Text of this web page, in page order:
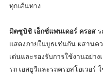
ทุกเส้นทาง
มิตซูบิชิ เอ็กซ์แพนเดอร์ ครอส
แสดงภายในบูธเช่นกัน ผสาน
เด่นและรองรับการใช้งานอย่า
รถ เอสยูวีและรถครอสโอเวอ